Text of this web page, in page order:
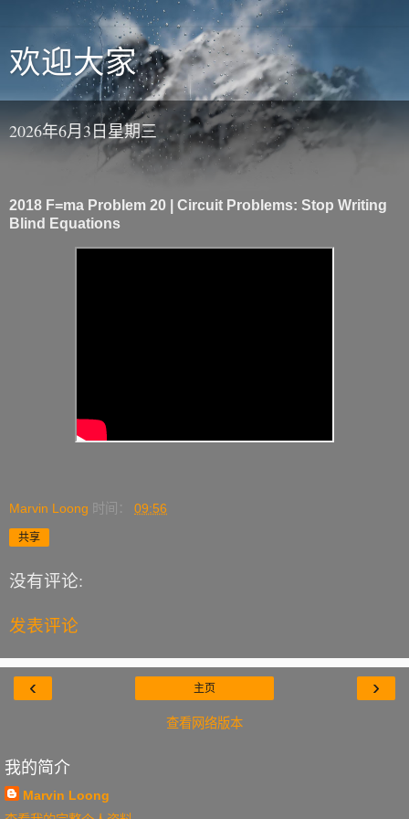
欢迎大家
2026年6月3日星期三
2018 F=ma Problem 20 | Circuit Problems: Stop Writing
Blind Equations
Marvin Loong 时间： 09:56
共享
没有评论:
发表评论
‹ ›
主页
查看网络版本
我的简介
Marvin Loong